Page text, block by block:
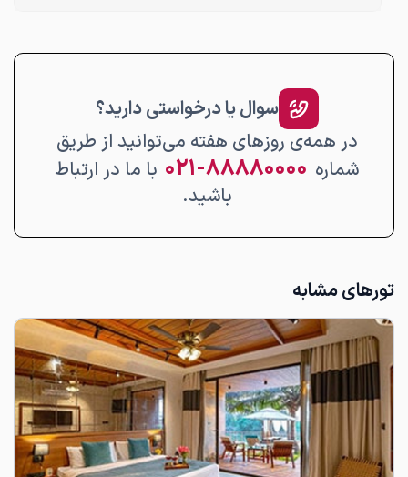
سوال یا درخواستی دارید؟
در همه‌ی روزهای هفته می‌توانید از طریق
شماره ۸۸۸۸۰۰۰۰-۰۲۱
با ما در ارتباط
باشید.
تورهای مشابه